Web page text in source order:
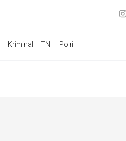
Kriminal TNI Polri